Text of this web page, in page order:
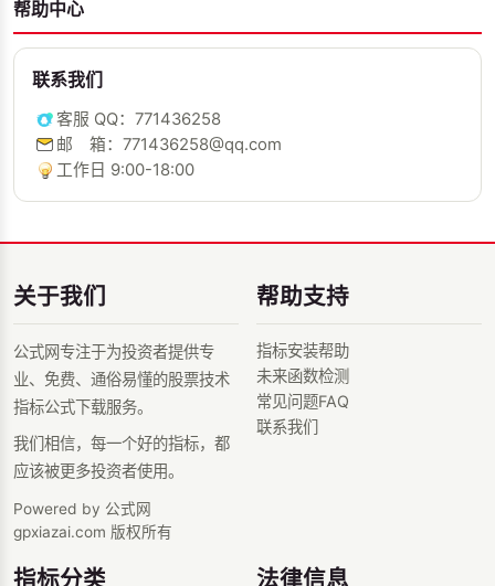
帮助中心
联系我们
客服 QQ：771436258
邮 箱：771436258@qq.com
工作日 9:00-18:00
关于我们
公式网专注于为投资者提供专
业、免费、通俗易懂的股票技术
指标公式下载服务。
我们相信，每一个好的指标，都
应该被更多投资者使用。
Powered by 公式网
gpxiazai.com 版权所有
帮助支持
指标安装帮助
未来函数检测
常见问题FAQ
联系我们
指标分类 法律信息